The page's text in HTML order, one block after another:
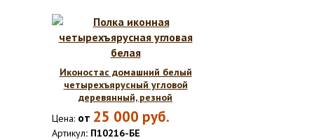
Иконостас домашний белый
четырехъярусный угловой
деревянный, резной
Цена: от 25 000 руб.
Артикул: П10216-БЕ